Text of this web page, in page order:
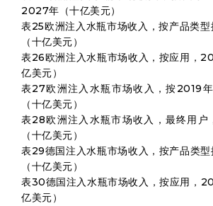
2027年（十亿美元）
表25欧洲注入水瓶市场收入，按产品类
（十亿美元）
表26欧洲注入水瓶市场收入，按应用，
亿美元）
表27欧洲注入水瓶市场收入，按2019
（十亿美元）
表28欧洲注入水瓶市场收入，最终用
（十亿美元）
表29德国注入水瓶市场收入，按产品类
（十亿美元）
表30德国注入水瓶市场收入，按应用，
亿美元）